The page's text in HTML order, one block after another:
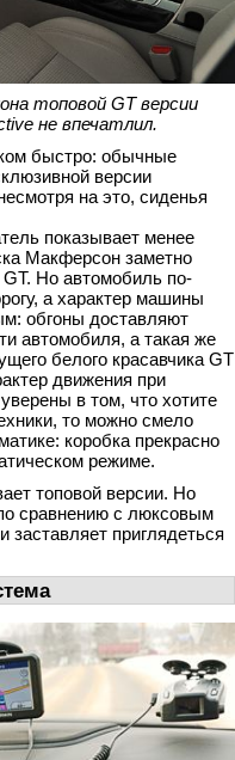
топовой GT версии
не впечатлил.
быстро: обычные
версии
на это, сиденья
показывает менее
Макферсон заметно
GT. Но автомобиль по-
а характер машины
обгоны доставляют
автомобиля, а такая же
белого красавчика GT
движения при
в том, что хотите
то можно смело
коробка прекрасно
режиме.
топовой версии. Но
сравнению с люксовым
заставляет приглядеться